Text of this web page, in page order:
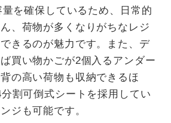
を確保しているため、日常的
、荷物が多くなりがちなレジ
きるのが魅力です。また、デ
買い物かごが2個入るアンダー
の高い荷物も収納できるほ
割可倒式シートを採用してい
ジも可能です。